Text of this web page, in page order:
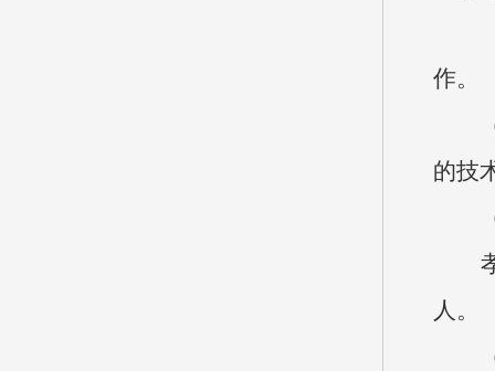
作。
（3
的技
孝
人。